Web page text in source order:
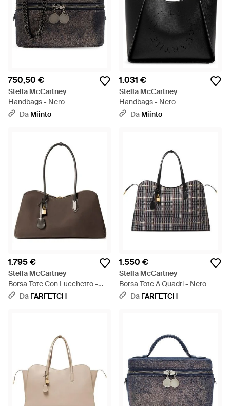
750,50 €
Stella McCartney
Handbags - Nero
Da Miinto
1.031 €
Stella McCartney
Handbags - Nero
Da Miinto
1.795 €
Stella McCartney
Borsa Tote Con Lucchetto -
Marrone
Da FARFETCH
1.550 €
Stella McCartney
Borsa Tote A Quadri - Nero
Da FARFETCH